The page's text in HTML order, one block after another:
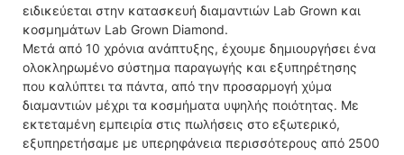
ειδικεύεται στην κατασκευή διαμαντιών Lab Grown και
κοσμημάτων Lab Grown Diamond.
Μετά από 10 χρόνια ανάπτυξης, έχουμε δημιουργήσει ένα
ολοκληρωμένο σύστημα παραγωγής και εξυπηρέτησης
που καλύπτει τα πάντα, από την προσαρμογή χύμα
διαμαντιών μέχρι τα κοσμήματα υψηλής ποιότητας. Με
εκτεταμένη εμπειρία στις πωλήσεις στο εξωτερικό,
εξυπηρετήσαμε με υπερηφάνεια περισσότερους από 2500